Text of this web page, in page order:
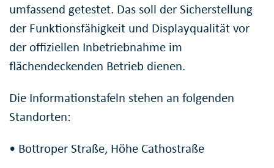
umfassend getestet. Das soll der Sicherstellung
der Funktionsfähigkeit und Displayqualität vor
der offiziellen Inbetriebnahme im
flächendeckenden Betrieb dienen.
Die Informationstafeln stehen an folgenden
Standorten:
• Bottroper Straße, Höhe Cathostraße